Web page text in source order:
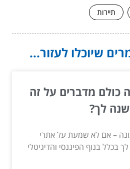
תיירות
שיוכלו לעזור...
כולם מדברים על זה
לך?
– אם לא שמעת על אתרי
בכלל בנוף הפיננסי והדיגיטלי